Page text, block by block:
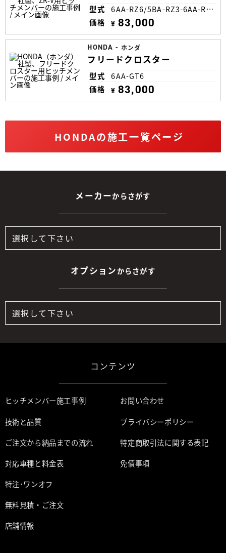
型式
6AA-RZ6/5BA-RZ3-6AA-RZ4
価格
¥ 83,000
HONDA - ホンダ
フリードクロスター
型式
6AA-GT6
価格
¥ 83,000
HONDAの施工一覧ページ
メーカーからさがす
オプションからさがす
コンテンツ
ヒッチメンバー施工事例
技術と品質
ご注文から納品までの流れ
対応車種と料金表
特注･ワンオフ
無料見積・ご注文
店舗情報
お問い合わせ
プライバシーポリシー
特定商取引法に関する表記
免債事項